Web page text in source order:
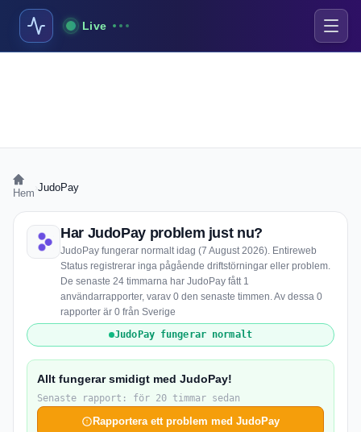
Live
Hem JudoPay
Har JudoPay problem just nu?
JudoPay fungerar normalt idag (7 August 2026). Entireweb
Status registrerar inga pågående driftstörningar eller problem.
De senaste 24 timmarna har JudoPay fått 1
användarrapporter, varav 0 den senaste timmen. Av dessa 0
rapporter är 0 från Sverige
JudoPay fungerar normalt
Allt fungerar smidigt med JudoPay!
Senaste rapport: för 20 timmar sedan
Rapportera ett problem med JudoPay